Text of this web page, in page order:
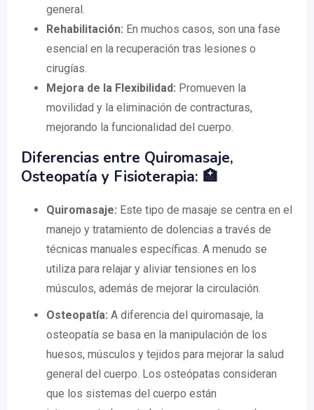
general.
Rehabilitación: En muchos casos, son una fase
esencial en la recuperación tras lesiones o
cirugías.
Mejora de la Flexibilidad: Promueven la
movilidad y la eliminación de contracturas,
mejorando la funcionalidad del cuerpo.
Diferencias entre Quiromasaje,
Osteopatía y Fisioterapia: 🏥
Quiromasaje: Este tipo de masaje se centra en el
manejo y tratamiento de dolencias a través de
técnicas manuales específicas. A menudo se
utiliza para relajar y aliviar tensiones en los
músculos, además de mejorar la circulación.
Osteopatía: A diferencia del quiromasaje, la
osteopatía se basa en la manipulación de los
huesos, músculos y tejidos para mejorar la salud
general del cuerpo. Los osteópatas consideran
que los sistemas del cuerpo están